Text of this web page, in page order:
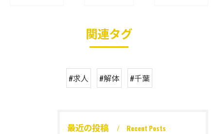
関連タグ
#求人 #解体 #千葉
最近の投稿 Recent Posts